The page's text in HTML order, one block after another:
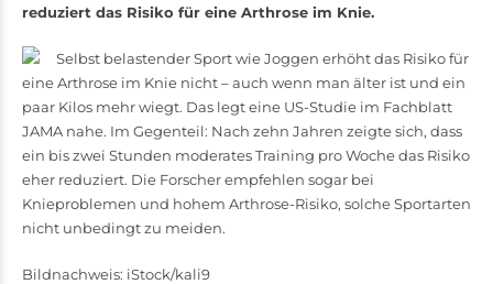
reduziert das Risiko für eine Arthrose im Knie.
Selbst belastender Sport wie Joggen erhöht das Risiko für
eine Arthrose im Knie nicht – auch wenn man älter ist und ein
paar Kilos mehr wiegt. Das legt eine US-Studie im Fachblatt
JAMA nahe. Im Gegenteil: Nach zehn Jahren zeigte sich, dass
ein bis zwei Stunden moderates Training pro Woche das Risiko
eher reduziert. Die Forscher empfehlen sogar bei
Knieproblemen und hohem Arthrose-Risiko, solche Sportarten
nicht unbedingt zu meiden.
Bildnachweis: iStock/kali9